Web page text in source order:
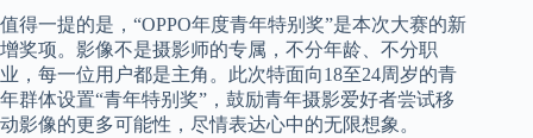
值得一提的是，“OPPO年度青年特别奖”是本次大赛的新
增奖项。影像不是摄影师的专属，不分年龄、不分职
业，每一位用户都是主角。此次特面向18至24周岁的青
年群体设置“青年特别奖”，鼓励青年摄影爱好者尝试移
动影像的更多可能性，尽情表达心中的无限想象。